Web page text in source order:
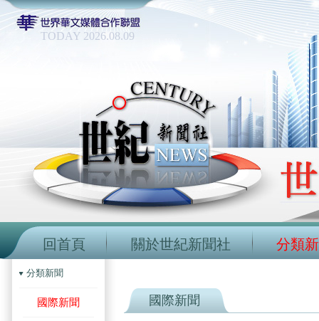
TODAY 2026.08.09
回首頁 關於世紀新聞社 分類
分類新聞
國際新聞 國際新聞